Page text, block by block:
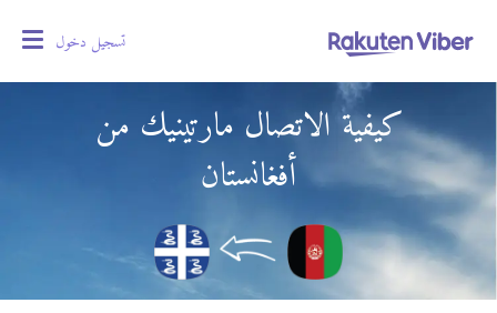
تسجيل دخول
كيفية الاتصال مارتينيك من
أفغانستان